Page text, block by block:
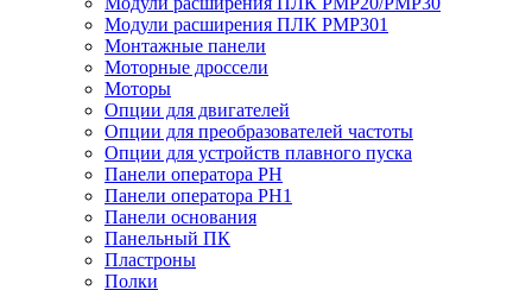
Модули расширения ПЛК PMP301
Монтажные панели
Моторные дроссели
Моторы
Опции для двигателей
Опции для преобразователей частоты
Опции для устройств плавного пуска
Панели оператора PH
Панели оператора PH1
Панели основания
Панельный ПК
Пластроны
Полки